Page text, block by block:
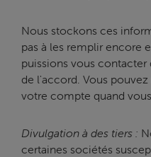
Nous stockons ces
pas à les remplir encore
puissions vous contacter
de l'accord. Vous
votre compte quand
Divulgation à des tiers :
certaines sociétés